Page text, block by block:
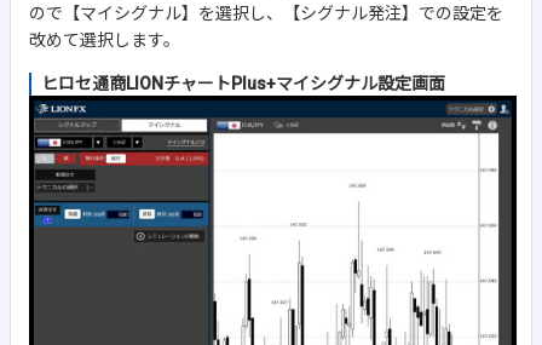
ので【マイシグナル】を選択し、【シグナル発注】での設定を
改めて選択します。
ヒロセ通商LIONチャートPlus+マイシグナル設定画面